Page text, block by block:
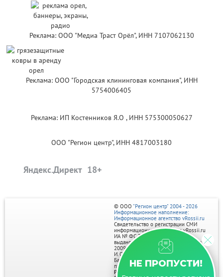
Реклама: ООО "Медиа Траст Орёл", ИНН 7107062130
Реклама: ООО "Городская клининговая компания", ИНН
5754006405
Реклама: ИП Костенников Я.О , ИНН 575300050627
ООО "Регион центр", ИНН 4817003180
Яндекс.Директ
НЕ ПРОПУСТИ!
© ООО "Регион центр" 2004 - 2026
Информационное наполнение:
Информационное агентство vRossii.ru
Свидетельство о регистрации СМИ
информационного агентства vRossii.ru
ИА № ФС 77‑35502
выдано РОСКОМНАДЗОРом 04 марта
2009г.
И. О. Главного редактора Нарыков А. Н.
Баннеры на портале размещаются на
правах рекламы.
Реклама на портале: